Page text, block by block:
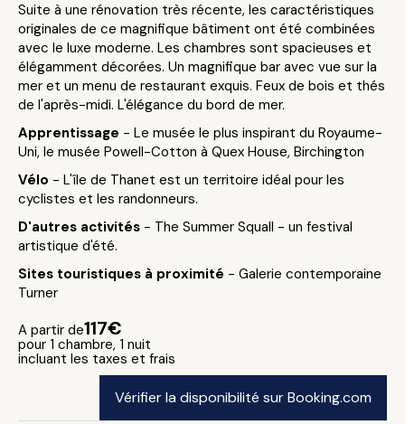
Suite à une rénovation très récente, les caractéristiques
originales de ce magnifique bâtiment ont été combinées
avec le luxe moderne. Les chambres sont spacieuses et
élégamment décorées. Un magnifique bar avec vue sur la
mer et un menu de restaurant exquis. Feux de bois et thés
de l'après-midi. L'élégance du bord de mer.
Apprentissage - Le musée le plus inspirant du Royaume-
Uni, le musée Powell-Cotton à Quex House, Birchington
Vélo - L'île de Thanet est un territoire idéal pour les
cyclistes et les randonneurs.
D'autres activités - The Summer Squall - un festival
artistique d'été.
Sites touristiques à proximité - Galerie contemporaine
Turner
A partir de117€
pour 1 chambre, 1 nuit
incluant les taxes et frais
Vérifier la disponibilité sur Booking.com